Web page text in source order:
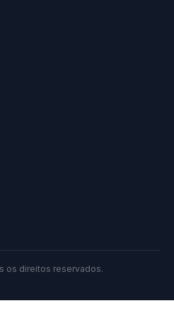
os direitos reservados.